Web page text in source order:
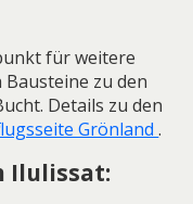
für weitere
zu den
Details zu den
Grönland.
Ilulissat: